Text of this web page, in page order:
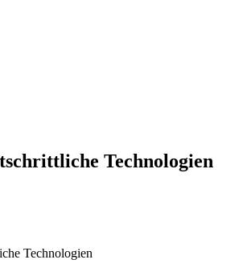
Technologien
Technologien